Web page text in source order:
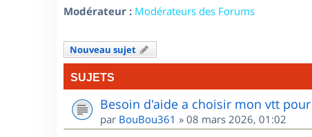
Modérateur : Modérateurs des Forums
Nouveau sujet
SUJETS
Besoin d'aide a choisir mon vtt
par BouBou361 » 08 mars 2026, 01:02